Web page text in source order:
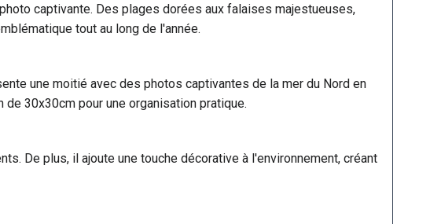
captivante. Des plages dorées aux falaises majestueuses,
tout au long de l'année.
une moitié avec des photos captivantes de la mer du Nord en
30x30cm pour une organisation pratique.
De plus, il ajoute une touche décorative à l'environnement, créant